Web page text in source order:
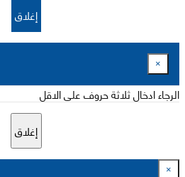
إغلاق
×
الرجاء ادخال ثلاثة حروف على الاقل
إغلاق
×